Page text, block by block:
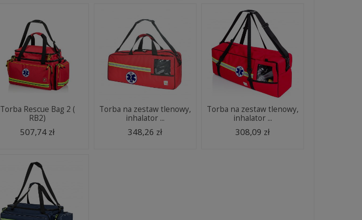
Torba Rescue Bag 2 (
RB2)
507,74 zł
Torba na zestaw tlenowy,
inhalator ...
348,26 zł
Torba na zestaw tlenowy,
inhalator ...
308,09 zł